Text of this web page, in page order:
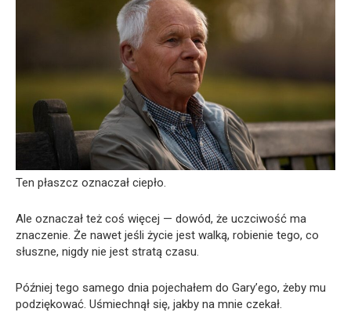
Ten płaszcz oznaczał ciepło.
Ale oznaczał też coś więcej — dowód, że uczciwość ma
znaczenie. Że nawet jeśli życie jest walką, robienie tego, co
słuszne, nigdy nie jest stratą czasu.
Później tego samego dnia pojechałem do Gary’ego, żeby mu
podziękować. Uśmiechnął się, jakby na mnie czekał.